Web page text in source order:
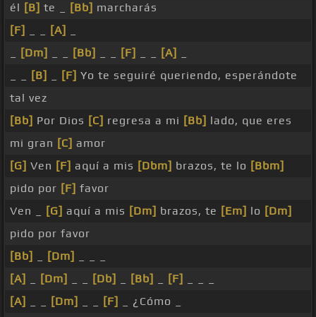
él [B] te _ [Bb] marcharás
[F]
[A]
[Dm] [Bb] [F] [A]
[B] [F] Yo te seguiré queriendo, esperándote
tal vez
[Bb] Por Dios [C] regresa a mi [Bb] lado, que eres
mi gran [C] amor
[G] Ven [F] aquí a mis [Dbm] brazos, te lo [Bbm]
pido por [F] favor
Ven _
[G] aquí a mis [Dm] brazos, te [Em] lo [Dm]
pido por favor
[Bb]
[Dm]
[A]
[Dm] [Db] [Bb] [F]
[A]
[Dm] [F]
_ ¿Cómo _